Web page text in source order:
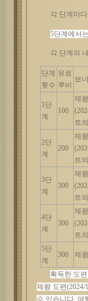
각 단계마다
5단계에서
각 단계의
단계
횟수
유료
루비
보
1단
계
100
제왕
트
2단
계
200
제왕
트
3단
계
300
제왕
트
4단
계
300
제왕
트
5단
계
300 제왕
획득한 도
제왕 도편
수 있습니다. 여